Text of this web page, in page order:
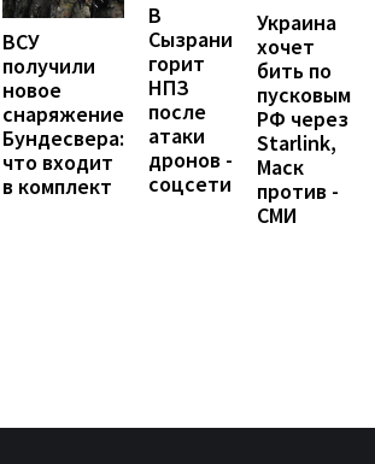
ВСУ
получили
новое
снаряжение
Бундесвера:
что входит
в комплект
В
Сызрани
горит
НПЗ
после
атаки
дронов -
соцсети
Украина
хочет
бить по
пусковым
РФ через
Starlink,
Маск
против -
СМИ